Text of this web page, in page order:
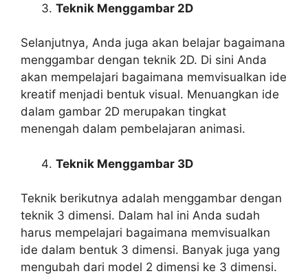
Teknik Menggambar 2D
Selanjutnya, Anda juga akan belajar bagaimana
menggambar dengan teknik 2D. Di sini Anda
akan mempelajari bagaimana memvisualkan ide
kreatif menjadi bentuk visual. Menuangkan ide
dalam gambar 2D merupakan tingkat
menengah dalam pembelajaran animasi.
Teknik Menggambar 3D
Teknik berikutnya adalah menggambar dengan
teknik 3 dimensi. Dalam hal ini Anda sudah
harus mempelajari bagaimana memvisualkan
ide dalam bentuk 3 dimensi. Banyak juga yang
mengubah dari model 2 dimensi ke 3 dimensi.